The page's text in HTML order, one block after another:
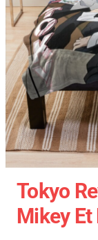
Tokyo
Mikey Et